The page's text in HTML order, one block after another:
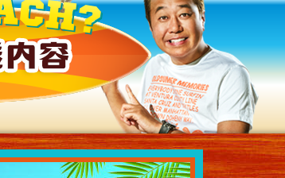
過去